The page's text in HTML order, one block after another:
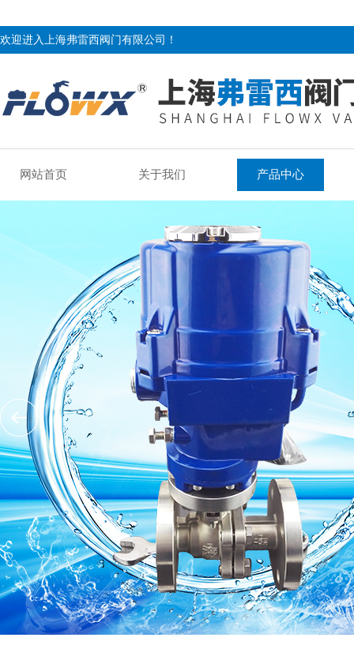
欢迎进入上海弗雷西阀门有限公司！
网站首页 关于我们 产品中心